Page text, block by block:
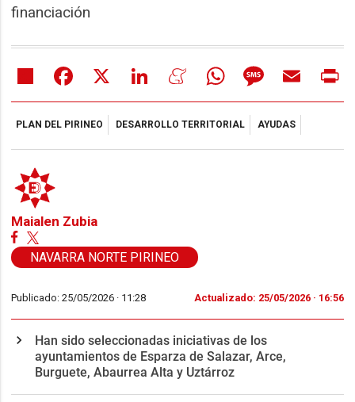
financiación
Share Facebook LinkedIn MeneameWhatsAppMessageEmail
PLAN DEL PIRINEO DESARROLLO TERRITORIAL AYUDAS
Maialen Zubia
NAVARRA NORTE PIRINEO
Publicado: 25/05/2026 · 11:28 Actualizado: 25/05/2026 · 16:56
Han sido seleccionadas iniciativas de los
ayuntamientos de Esparza de Salazar, Arce,
Burguete, Abaurrea Alta y Uztárroz